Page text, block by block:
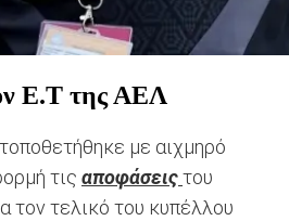
Ε.Τ της ΑΕΛ
με αιχμηρό
τις αποφάσειςτου
τον τελικό του κυπέλλου